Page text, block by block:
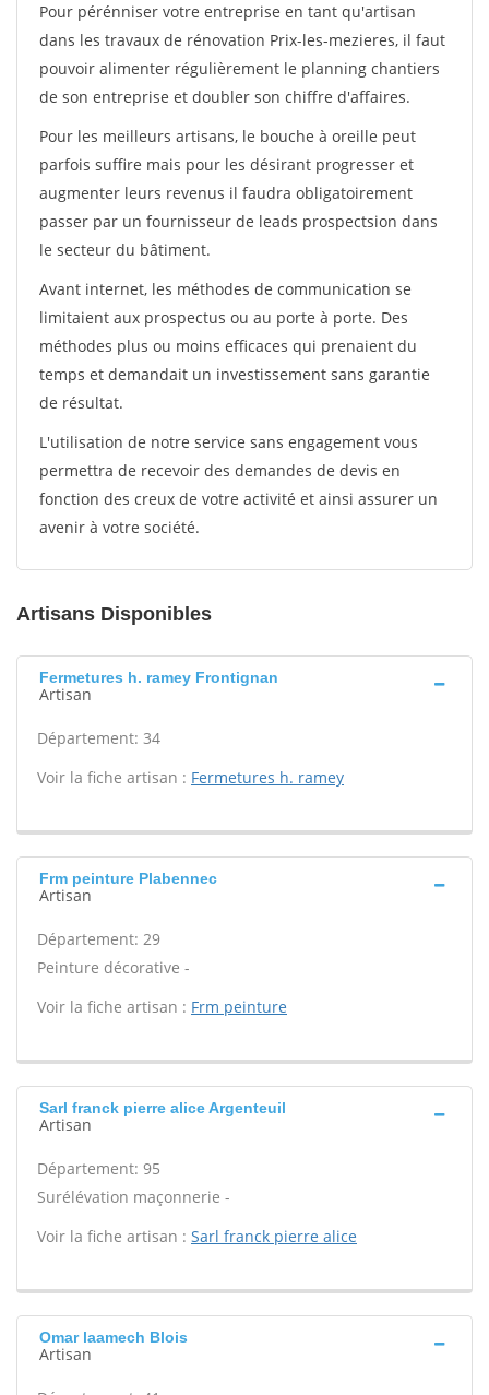
Pour pérénniser votre entreprise en tant qu'artisan
dans les travaux de rénovation Prix-les-mezieres, il faut
pouvoir alimenter régulièrement le planning chantiers
de son entreprise et doubler son chiffre d'affaires.
Pour les meilleurs artisans, le bouche à oreille peut
parfois suffire mais pour les désirant progresser et
augmenter leurs revenus il faudra obligatoirement
passer par un fournisseur de leads prospectsion dans
le secteur du bâtiment.
Avant internet, les méthodes de communication se
limitaient aux prospectus ou au porte à porte. Des
méthodes plus ou moins efficaces qui prenaient du
temps et demandait un investissement sans garantie
de résultat.
L'utilisation de notre service sans engagement vous
permettra de recevoir des demandes de devis en
fonction des creux de votre activité et ainsi assurer un
avenir à votre société.
Artisans Disponibles
Fermetures h. ramey Frontignan
Artisan
Département: 34
Voir la fiche artisan : Fermetures h. ramey
Frm peinture Plabennec
Artisan
Département: 29
Peinture décorative -
Voir la fiche artisan : Frm peinture
Sarl franck pierre alice Argenteuil
Artisan
Département: 95
Surélévation maçonnerie -
Voir la fiche artisan : Sarl franck pierre alice
Omar laamech Blois
Artisan